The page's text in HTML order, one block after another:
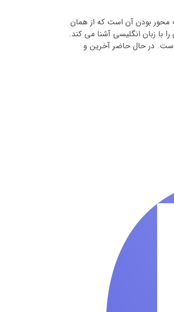
محور بودن آن است که از همان
با زبان انگلیسی آشنا می کند.
های صوتی است. در حال حاضر آخرین و